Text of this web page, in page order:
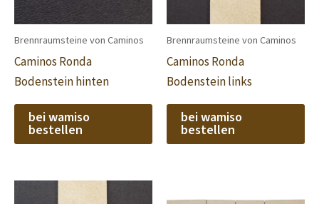
Brennraumsteine von Caminos
Caminos Ronda
Bodenstein hinten
bei wamiso
bestellen
Brennraumsteine von Caminos
Caminos Ronda
Bodenstein links
bei wamiso
bestellen